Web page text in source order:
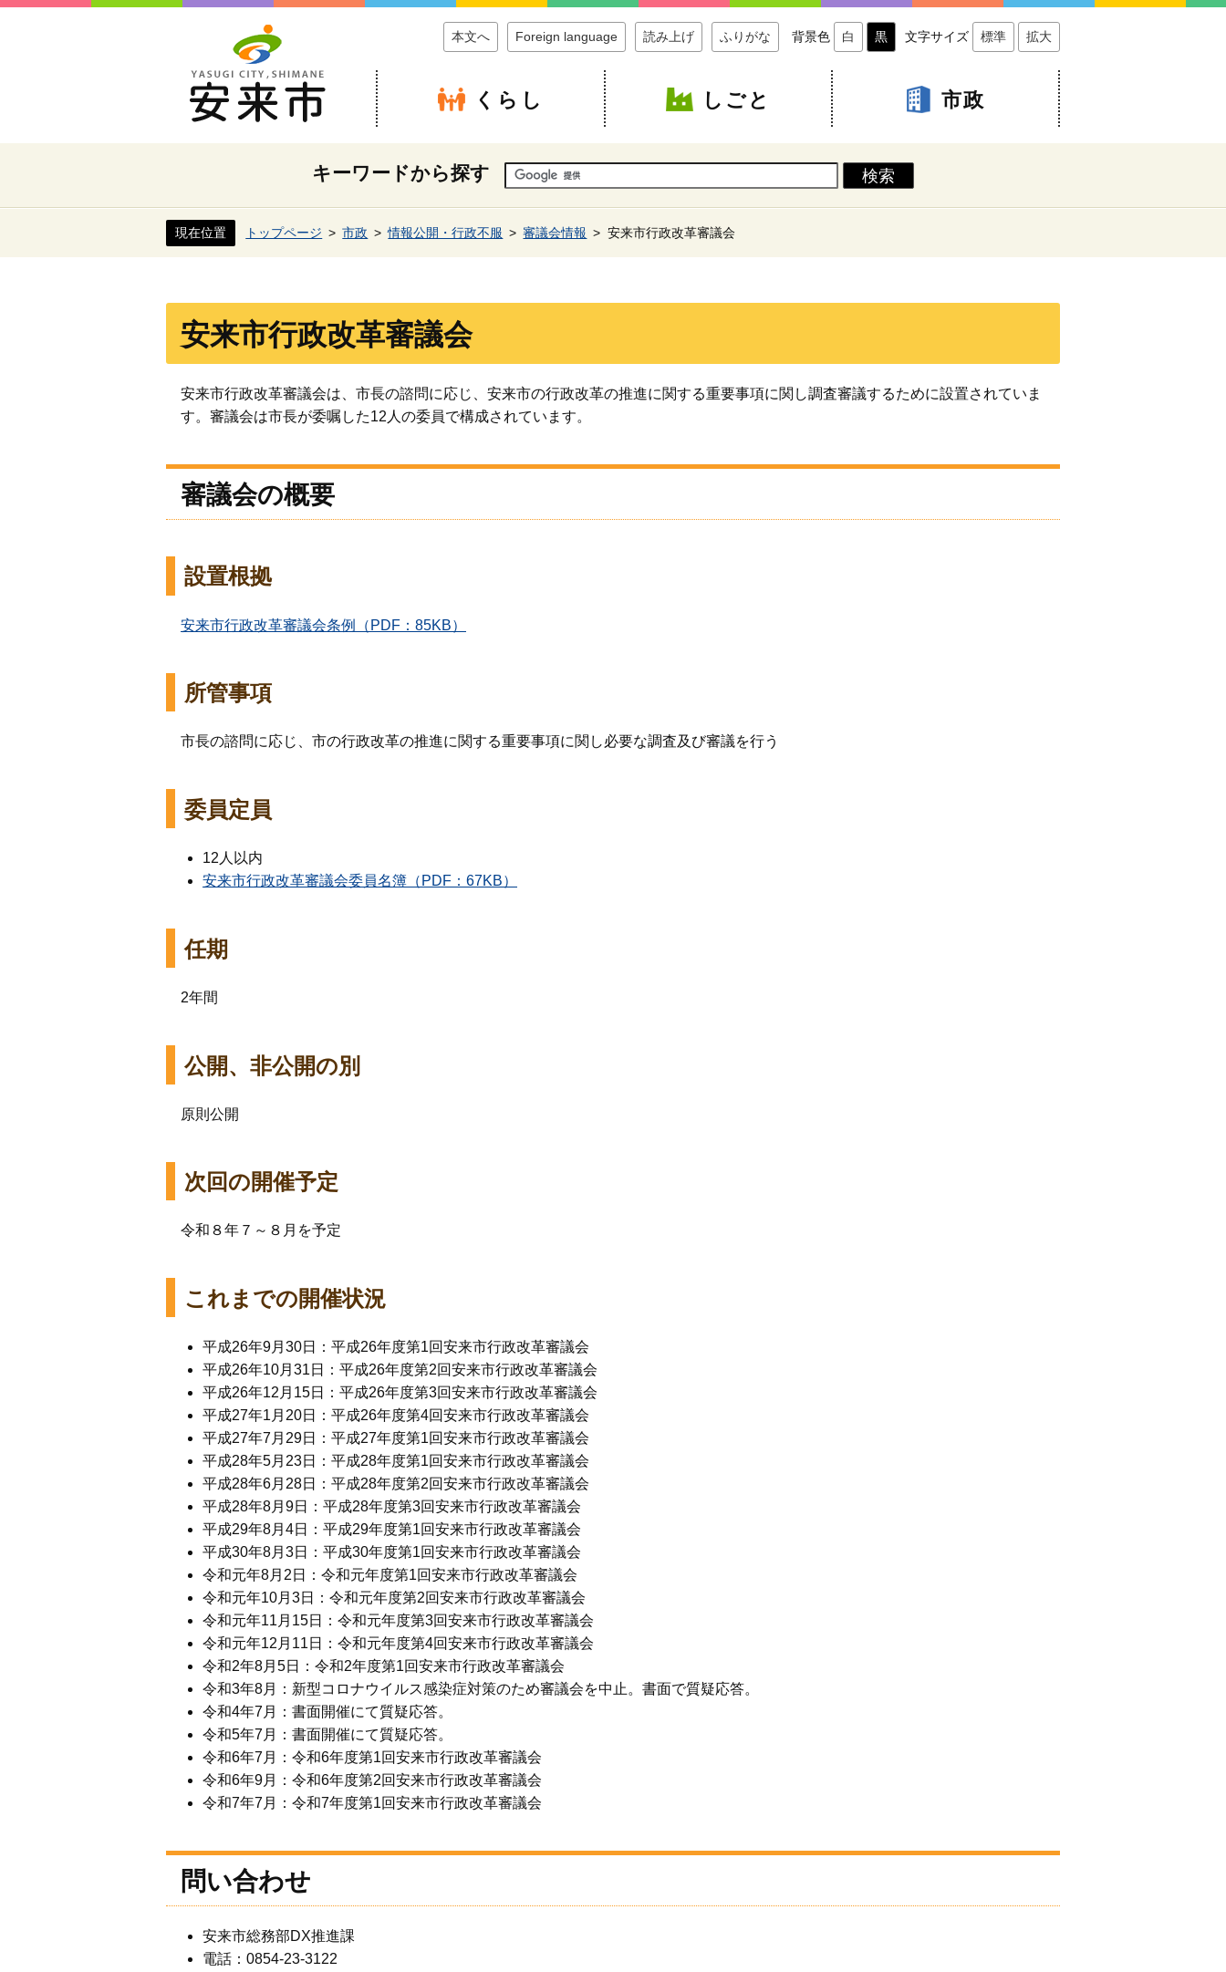
本文へ Foreign language 読み上げ ふりがな 背景色 白 黒 文字サイズ 標準 拡大
くらし しごと 市政
キーワードから探す
現在位置 トップページ 市政 情報公開・行政不服 審議会情報 安来市行政改革審議会
安来市行政改革審議会
安来市行政改革審議会は、市長の諮問に応じ、安来市の行政改革の推進に関する重要事項に関し調査審議するために設置されていま
す。審議会は市長が委嘱した12人の委員で構成されています。
審議会の概要
設置根拠
安来市行政改革審議会条例（PDF：85KB）
所管事項
市長の諮問に応じ、市の行政改革の推進に関する重要事項に関し必要な調査及び審議を行う
委員定員
12人以内
安来市行政改革審議会委員名簿（PDF：67KB）
任期
2年間
公開、非公開の別
原則公開
次回の開催予定
令和８年７～８月を予定
これまでの開催状況
平成26年9月30日：平成26年度第1回安来市行政改革審議会
平成26年10月31日：平成26年度第2回安来市行政改革審議会
平成26年12月15日：平成26年度第3回安来市行政改革審議会
平成27年1月20日：平成26年度第4回安来市行政改革審議会
平成27年7月29日：平成27年度第1回安来市行政改革審議会
平成28年5月23日：平成28年度第1回安来市行政改革審議会
平成28年6月28日：平成28年度第2回安来市行政改革審議会
平成28年8月9日：平成28年度第3回安来市行政改革審議会
平成29年8月4日：平成29年度第1回安来市行政改革審議会
平成30年8月3日：平成30年度第1回安来市行政改革審議会
令和元年8月2日：令和元年度第1回安来市行政改革審議会
令和元年10月3日：令和元年度第2回安来市行政改革審議会
令和元年11月15日：令和元年度第3回安来市行政改革審議会
令和元年12月11日：令和元年度第4回安来市行政改革審議会
令和2年8月5日：令和2年度第1回安来市行政改革審議会
令和3年8月：新型コロナウイルス感染症対策のため審議会を中止。書面で質疑応答。
令和4年7月： 書面開催にて質疑応答。
令和5年7月：書面開催にて質疑応答。
令和6年7月：令和6年度第1回安来市行政改革審議会
令和6年9月：令和6年度第2回安来市行政改革審議会
令和7年7月：令和7年度第1回安来市行政改革審議会
問い合わせ
安来市総務部DX推進課
電話：0854-23-3122